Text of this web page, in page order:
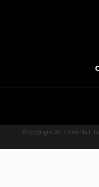
© Copyright 2015 Arte Hall.